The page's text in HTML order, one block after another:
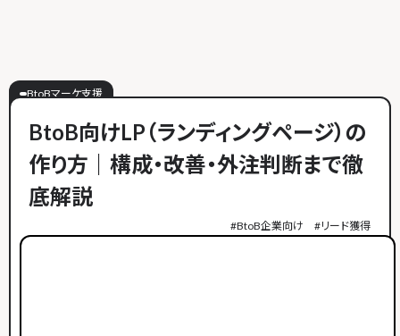
BtoBマーケ支援
BtoB向けLP（ランディングページ）の
作り方｜構成・改善・外注判断まで徹
底解説
#BtoB企業向け #リード獲得